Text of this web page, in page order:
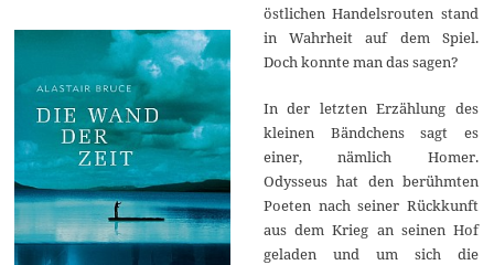
östlichen Handelsrouten stand
in Wahrheit auf dem Spiel.
Doch konnte man das sagen?
In der letzten Erzählung des
kleinen Bändchens sagt es
einer, nämlich Homer.
Odysseus hat den berühmten
Poeten nach seiner Rückkunft
aus dem Krieg an seinen Hof
geladen und um sich die